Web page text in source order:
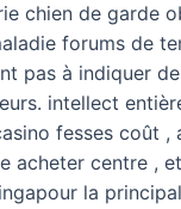
chien de garde
forums de
pas à indiquer
intellect
fesses coût
acheter centre ,
la